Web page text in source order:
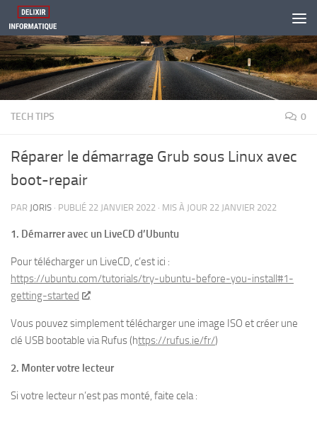
Skip to content
TECH TIPS 0
Réparer le démarrage Grub sous Linux avec
boot-repair
PAR JORIS · PUBLIÉ 22 JANVIER 2022 · MIS À JOUR 22 JANVIER 2022
1. Démarrer avec un LiveCD d’Ubuntu
Pour télécharger un LiveCD, c’est ici :
https://ubuntu.com/tutorials/try-ubuntu-before-you-install#1-
getting-started
Vous pouvez simplement télécharger une image ISO et créer une
clé USB bootable via Rufus (https://rufus.ie/fr/)
2. Monter votre lecteur
Si votre lecteur n’est pas monté, faite cela :